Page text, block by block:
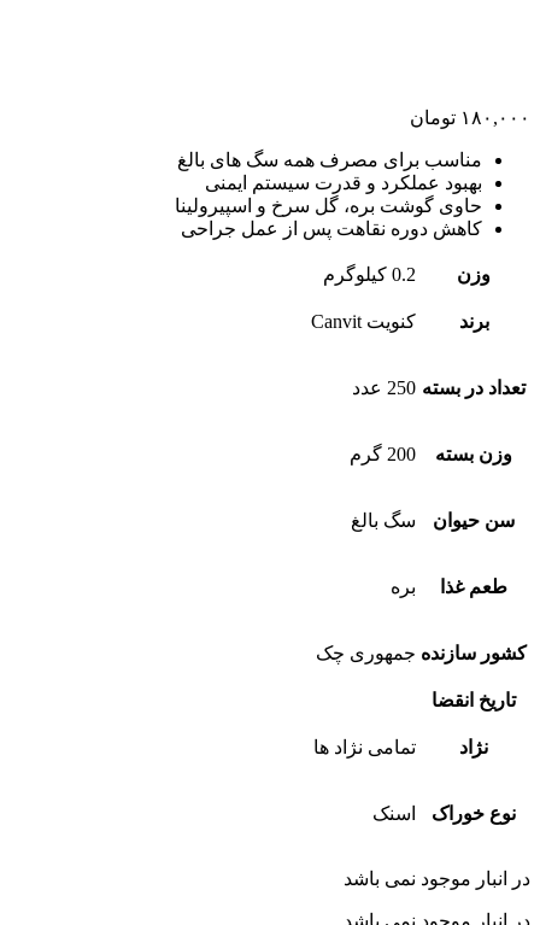
۱۸۰,۰۰۰ تومان
مناسب برای مصرف همه سگ های بالغ
بهبود عملکرد و قدرت سیستم ایمنی
حاوی گوشت بره، گل سرخ و اسپیرولینا
کاهش دوره نقاهت پس از عمل جراحی
وزن 0.2 کیلوگرم
برند کنویت Canvit
تعداد در بسته 250 عدد
وزن بسته 200 گرم
سن حیوان سگ بالغ
طعم غذا بره
کشور سازنده جمهوری چک
تاریخ انقضا
نژاد تمامی نژاد ها
نوع خوراک اسنک
در انبار موجود نمی باشد
در انبار موجود نمی باشد